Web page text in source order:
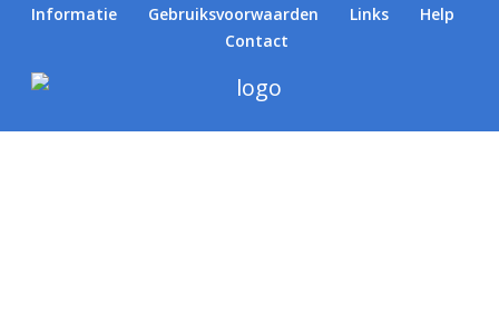
Informatie Gebruiksvoorwaarden Links
Help
Contact